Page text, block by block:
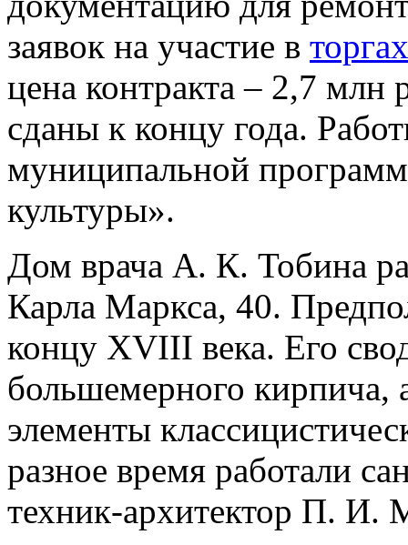
заявок на участие в торгах
цена контракта – 2,7
сданы к концу года.
муниципальной
культуры».
Дом врача А. К. Тобина
Карла Маркса, 40.
концу XVIII века. Его
большемерного кирпича,
элементы
разное время работали
техник-архитектор П. И.